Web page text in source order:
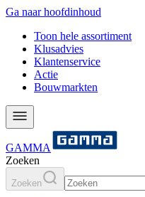
Ga naar hoofdinhoud
Toon hele assortiment
Klusadvies
Klantenservice
Actie
Bouwmarkten
GAMMA
Zoeken
Zoeken